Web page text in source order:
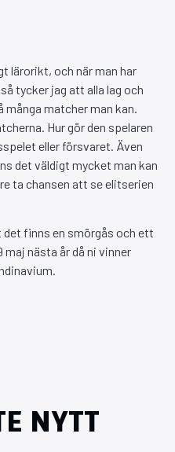
lärorikt, och när man har
tycker jag att alla lag och
många matcher man kan.
Hur gör den spelaren
eller försvaret. Även
det väldigt mycket man kan
ta chansen att se elitserien
finns en smörgås och ett
maj nästa år då ni vinner
NYTT